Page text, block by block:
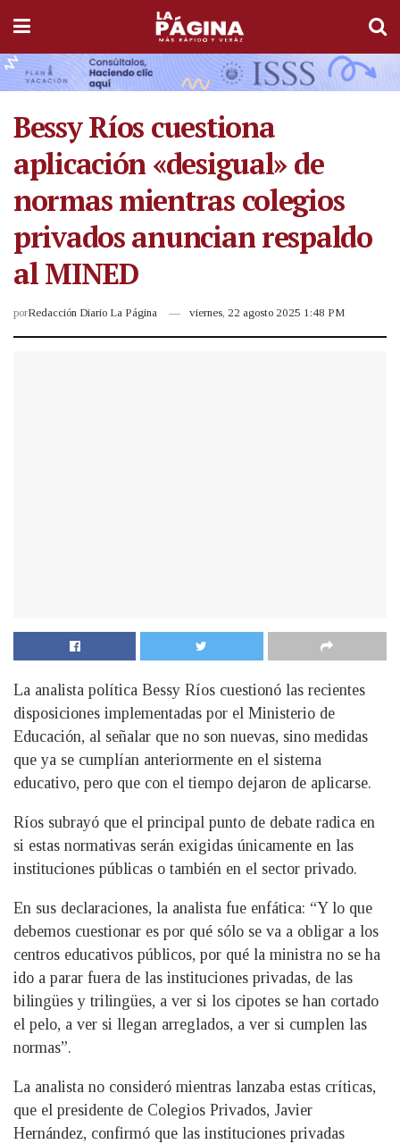
Bessy Ríos cuestiona
aplicación «desigual» de
normas mientras colegios
privados anuncian respaldo
al MINED
porRedacción Diario La Página viernes, 22 agosto 2025 1:48 PM
La analista política Bessy Ríos cuestionó las recientes
disposiciones implementadas por el Ministerio de
Educación, al señalar que no son nuevas, sino medidas
que ya se cumplían anteriormente en el sistema
educativo, pero que con el tiempo dejaron de aplicarse.
Ríos subrayó que el principal punto de debate radica en
si estas normativas serán exigidas únicamente en las
instituciones públicas o también en el sector privado.
En sus declaraciones, la analista fue enfática: “Y lo que
debemos cuestionar es por qué sólo se va a obligar a los
centros educativos públicos, por qué la ministra no se ha
ido a parar fuera de las instituciones privadas, de las
bilingües y trilingües, a ver si los cipotes se han cortado
el pelo, a ver si llegan arreglados, a ver si cumplen las
normas”.
La analista no consideró mientras lanzaba estas críticas,
que el presidente de Colegios Privados, Javier
Hernández, confirmó que las instituciones privadas